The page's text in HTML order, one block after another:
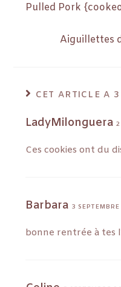
Pulled Pork
Aiguillettes
CET ARTICLE A
LadyMilonguera
Ces cookies ont du
Barbara 3
bonne rentrée à tes